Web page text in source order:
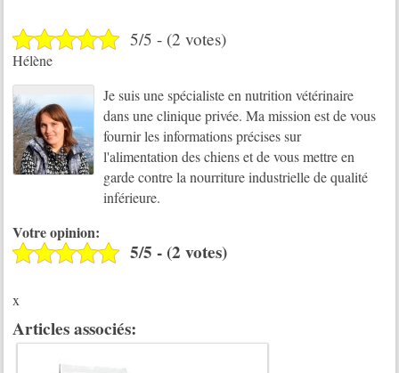
5/5 - (2 votes)
Hélène
Je suis une spécialiste en nutrition vétérinaire
dans une clinique privée. Ma mission est de vous
fournir les informations précises sur
l'alimentation des chiens et de vous mettre en
garde contre la nourriture industrielle de qualité
inférieure.
Votre opinion:
5/5 - (2 votes)
x
Articles associés: